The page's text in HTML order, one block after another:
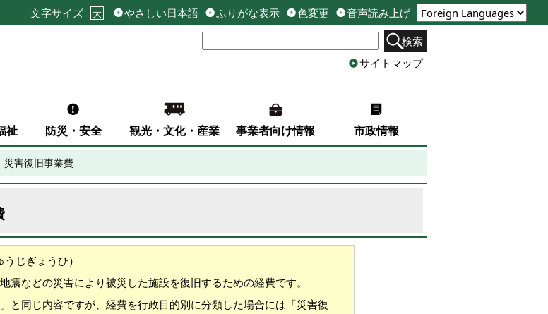
文字サイズ 大 やさしい日本語 ふりがな表示 色変更
音声読み上げ
検索
サイトマップ
祉 防災・安全 観光・文化・産業 事業者向け情報 市政情報
災害復旧事業費
うじぎょうひ）
震などの災害により被災した施設を復旧するための経費です。
」と同じ内容ですが、経費を行政目的別に分類した場合には「災害復